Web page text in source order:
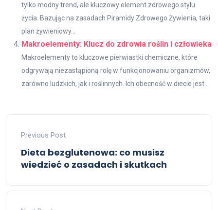
tylko modny trend, ale kluczowy element zdrowego stylu
życia. Bazując na zasadach Piramidy Zdrowego Żywienia, taki
plan żywieniowy...
Makroelementy: Klucz do zdrowia roślin i człowieka
Makroelementy to kluczowe pierwiastki chemiczne, które
odgrywają niezastąpioną rolę w funkcjonowaniu organizmów,
zarówno ludzkich, jak i roślinnych. Ich obecność w diecie jest...
Previous Post
Dieta bezglutenowa: co musisz
wiedzieć o zasadach i skutkach